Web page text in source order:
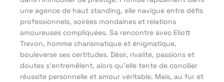
une agence de haut standing, elle navigue entre défis
professionnels, soirées mondaines et relations
amoureuses compliquées. Sa rencontre avec Eliott
Trevon, homme charismatique et énigmatique,
bouleverse ses certitudes. Désir, rivalité, passions et
doutes s’entremêlent, alors qu’elle tente de concilier
réussite personnelle et amour véritable. Mais, au fur et